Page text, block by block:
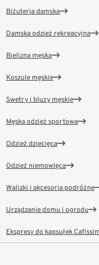
Biżuteria damska
Damska odzież rekreacyjna
Bielizna męska
Koszule męskie
Swetry i bluzy męskie
Męska odzież sportowa
Odzież dziecięca
Odzież niemowlęca
Walizki i akcesoria podróżne
Urządzanie domu i ogrodu
Ekspresy do kapsułek